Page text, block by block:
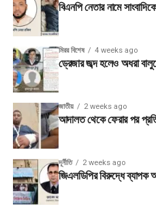
বিএনপি নেতার নামে
মিরর বিশেষ 4 weeks ago
ড্রেজার জব্দ হলেও অধরা
জাতীয় 2 weeks ago
আদালত থেকে ফেরার পর
দূর্নীতি 2 weeks ago
জিএলডিপির বিরুদ্ধে ব্যাপক